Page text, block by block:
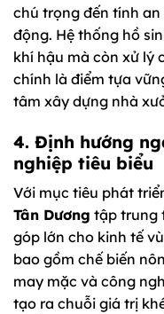
chú trọng đến tính
động. Hệ thống hồ
khí hậu mà còn xử lý
chính là điểm tựa
tâm xây dựng nhà
4. Định hướng
nghiệp tiêu biểu
Với mục tiêu phát
Tân Dương tập trung
góp lớn cho kinh tế
bao gồm chế biến
may mặc và công
tạo ra chuỗi giá trị